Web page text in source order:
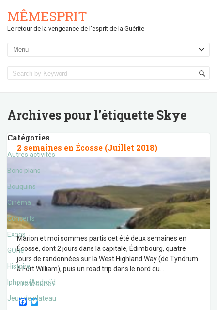
MÊMESPRIT
Le retour de la vengeance de l'esprit de la Guérite
Archives pour l’étiquette Skye
Catégories
Autres activités
Bons plans
Bouquins
Cinéma
Concerts
Expos
GOne
Histoire
Iphone/Androïd
Jeux de plateau
2 semaines en Écosse (Juillet 2018)
Marion et moi sommes partis cet été deux semaines en
Écosse, dont 2 jours dans la capitale, Édimbourg, quatre
jours de randonnées sur la West Highland Way (de Tyndrum
à Fort William), puis un road trip dans le nord du
Lire la suite ›
F
T